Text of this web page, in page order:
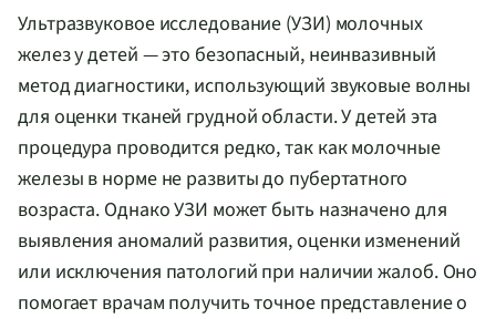
Ультразвуковое исследование (УЗИ) молочных
желез у детей — это безопасный, неинвазивный
метод диагностики, использующий звуковые волны
для оценки тканей грудной области. У детей эта
процедура проводится редко, так как молочные
железы в норме не развиты до пубертатного
возраста. Однако УЗИ может быть назначено для
выявления аномалий развития, оценки изменений
или исключения патологий при наличии жалоб. Оно
помогает врачам получить точное представление о